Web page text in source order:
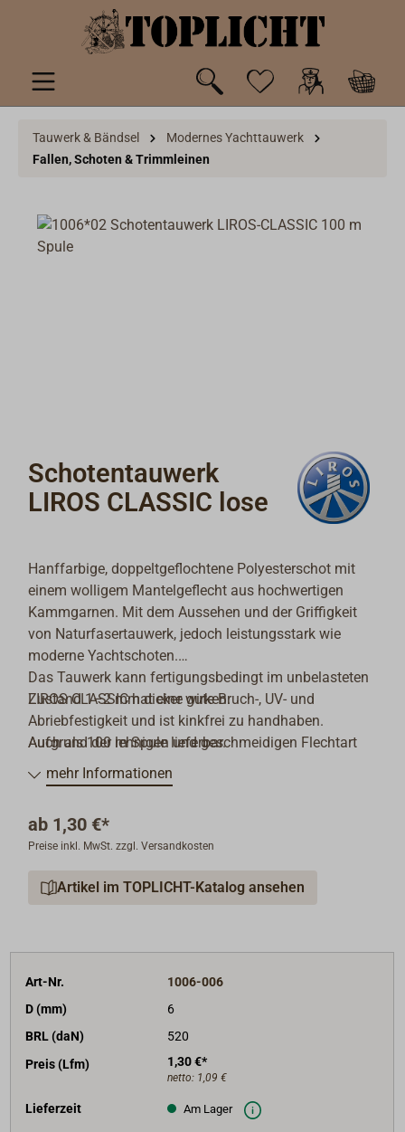
springen
Tauwerk & Bändsel
Modernes Yachttauwerk
Fallen, Schoten & Trimmleinen
Schotentauwerk
LIROS CLASSIC lose
Hanffarbige, doppeltgeflochtene Polyesterschot mit
einem wolligem Mantelgeflecht aus hochwertigen
Kammgarnen. Mit dem Aussehen und der Griffigkeit
von Naturfasertauwerk, jedoch leistungsstark wie
moderne Yachtschoten.
LIROS CLASSIC hat eine gute Bruch-, UV- und
Abriebfestigkeit und ist kinkfrei zu handhaben.
Aufgrund der lehnigen und geschmeidigen Flechtart
läuft es besonders gut als Fall oder Schot in Blöcken
und Taljen; selbst wenn die Seilscheiben-Durchmesser
Aufgrund der griffigen Oberfläche ist LIROS CLASSIC
geeignet.
Das Tauwerk kann fertigungsbedingt im unbelasteten
Zustand 1–2 mm dicker wirken.
Auch als 100 m Spule lieferbar.
mehr Informationen
ab 1,30 €*
Preise inkl. MwSt. zzgl. Versandkosten
Artikel im TOPLICHT-Katalog ansehen
Art-Nr.
1006-006
D (mm)
6
BRL (daN)
520
Preis (Lfm)
1,30 €*
netto: 1,09 €
Lieferzeit Am Lager